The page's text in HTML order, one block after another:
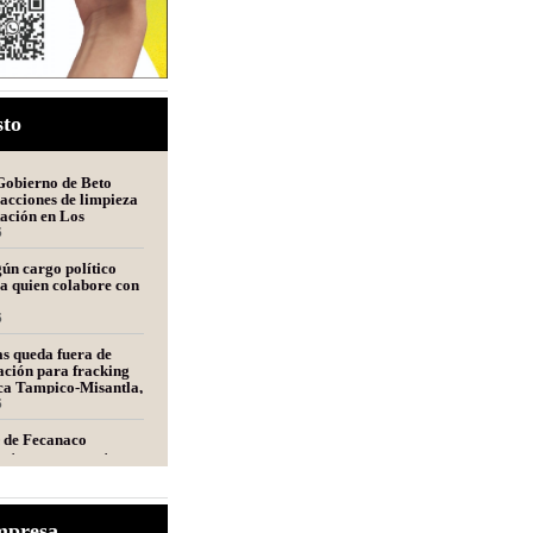
de Beto
de limpieza
en Los
cargo político
quien colabore con
queda fuera de
para fracking
Tampico-Misantla,
científico
Fecanaco
en carreteras
y